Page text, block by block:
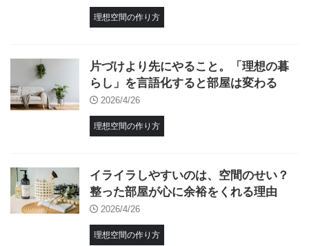
理想空間の作り方
片づけより先にやること。「理想の暮
らし」を言語化すると部屋は変わる
2026/4/26
理想空間の作り方
イライラしやすいのは、空間のせい？
整った部屋が心に余裕をくれる理由
2026/4/26
理想空間の作り方